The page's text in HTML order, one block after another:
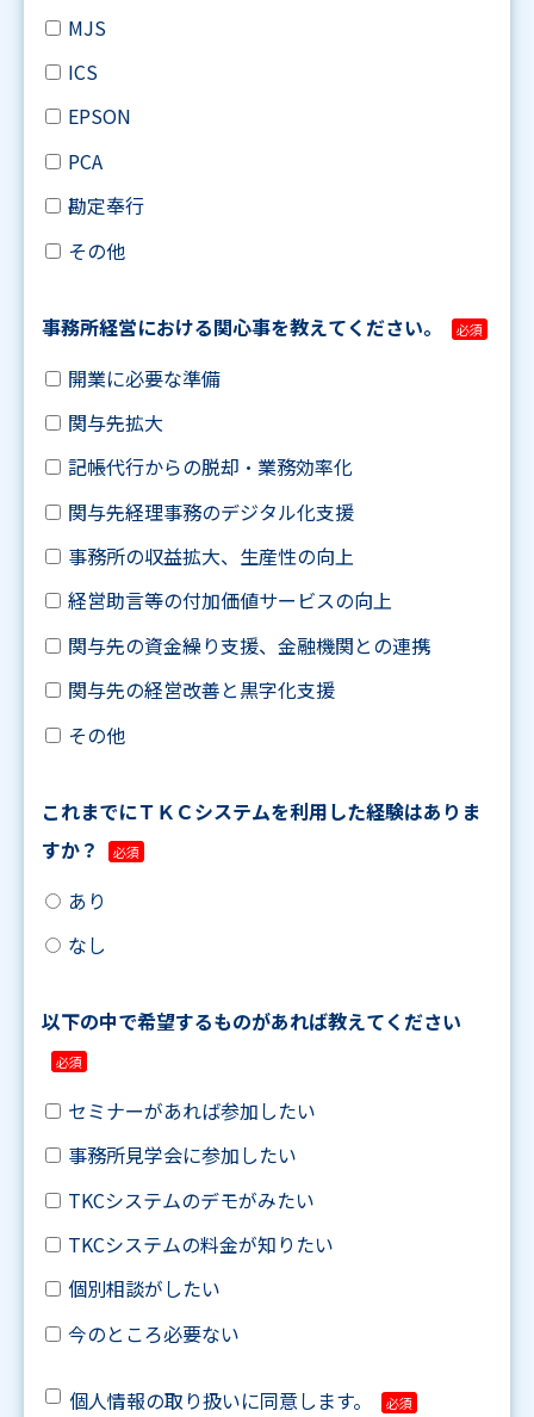
MJS
ICS
EPSON
PCA
勘定奉行
その他
事務所経営における関心事を教えてください。
開業に必要な準備
関与先拡大
記帳代行からの脱却・業務効率化
関与先経理事務のデジタル化支援
事務所の収益拡大、生産性の向上
経営助言等の付加価値サービスの向上
関与先の資金繰り支援、金融機関との連携
関与先の経営改善と黒字化支援
その他
これまでにＴＫＣシステムを利用した経験はありま
すか？
あり
なし
以下の中で希望するものがあれば教えてください
セミナーがあれば参加したい
事務所見学会に参加したい
TKCシステムのデモがみたい
TKCシステムの料金が知りたい
個別相談がしたい
今のところ必要ない
個人情報の取り扱いに同意します。